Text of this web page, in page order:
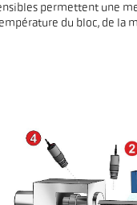
permettent une
du bloc, de la